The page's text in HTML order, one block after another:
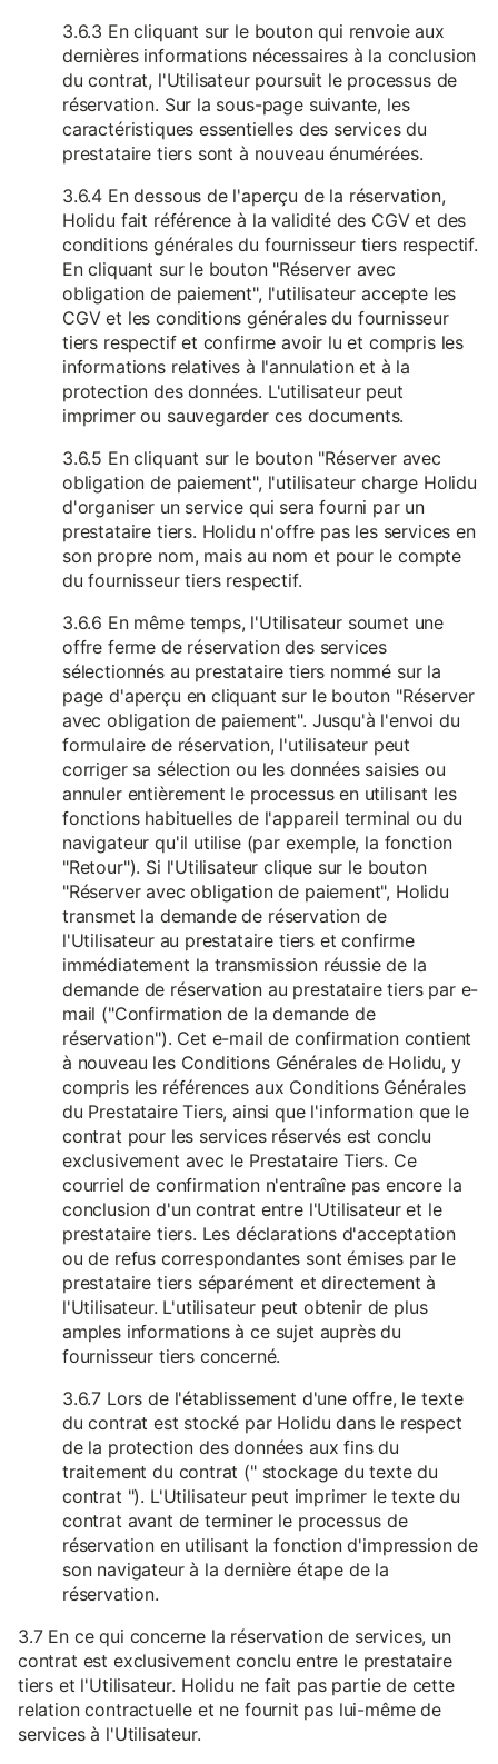
3.6.3 En cliquant sur le bouton qui renvoie aux
dernières informations nécessaires à la conclusion
du contrat, l'Utilisateur poursuit le processus de
réservation. Sur la sous-page suivante, les
caractéristiques essentielles des services du
prestataire tiers sont à nouveau énumérées.
3.6.4 En dessous de l'aperçu de la réservation,
Holidu fait référence à la validité des CGV et des
conditions générales du fournisseur tiers respectif.
En cliquant sur le bouton "Réserver avec
obligation de paiement", l'utilisateur accepte les
CGV et les conditions générales du fournisseur
tiers respectif et confirme avoir lu et compris les
informations relatives à l'annulation et à la
protection des données. L'utilisateur peut
imprimer ou sauvegarder ces documents.
3.6.5 En cliquant sur le bouton "Réserver avec
obligation de paiement", l'utilisateur charge Holidu
d'organiser un service qui sera fourni par un
prestataire tiers. Holidu n'offre pas les services en
son propre nom, mais au nom et pour le compte
du fournisseur tiers respectif.
3.6.6 En même temps, l'Utilisateur soumet une
offre ferme de réservation des services
sélectionnés au prestataire tiers nommé sur la
page d'aperçu en cliquant sur le bouton "Réserver
avec obligation de paiement". Jusqu'à l'envoi du
formulaire de réservation, l'utilisateur peut
corriger sa sélection ou les données saisies ou
annuler entièrement le processus en utilisant les
fonctions habituelles de l'appareil terminal ou du
navigateur qu'il utilise (par exemple, la fonction
"Retour"). Si l'Utilisateur clique sur le bouton
"Réserver avec obligation de paiement", Holidu
transmet la demande de réservation de
l'Utilisateur au prestataire tiers et confirme
immédiatement la transmission réussie de la
demande de réservation au prestataire tiers par e-
mail ("Confirmation de la demande de
réservation"). Cet e-mail de confirmation contient
à nouveau les Conditions Générales de Holidu, y
compris les références aux Conditions Générales
du Prestataire Tiers, ainsi que l'information que le
contrat pour les services réservés est conclu
exclusivement avec le Prestataire Tiers. Ce
courriel de confirmation n'entraîne pas encore la
conclusion d'un contrat entre l'Utilisateur et le
prestataire tiers. Les déclarations d'acceptation
ou de refus correspondantes sont émises par le
prestataire tiers séparément et directement à
l'Utilisateur. L'utilisateur peut obtenir de plus
amples informations à ce sujet auprès du
fournisseur tiers concerné.
3.6.7 Lors de l'établissement d'une offre, le texte
du contrat est stocké par Holidu dans le respect
de la protection des données aux fins du
traitement du contrat (" stockage du texte du
contrat "). L'Utilisateur peut imprimer le texte du
contrat avant de terminer le processus de
réservation en utilisant la fonction d'impression de
son navigateur à la dernière étape de la
réservation.
3.7 En ce qui concerne la réservation de services, un
contrat est exclusivement conclu entre le prestataire
tiers et l'Utilisateur. Holidu ne fait pas partie de cette
relation contractuelle et ne fournit pas lui-même de
services à l'Utilisateur.